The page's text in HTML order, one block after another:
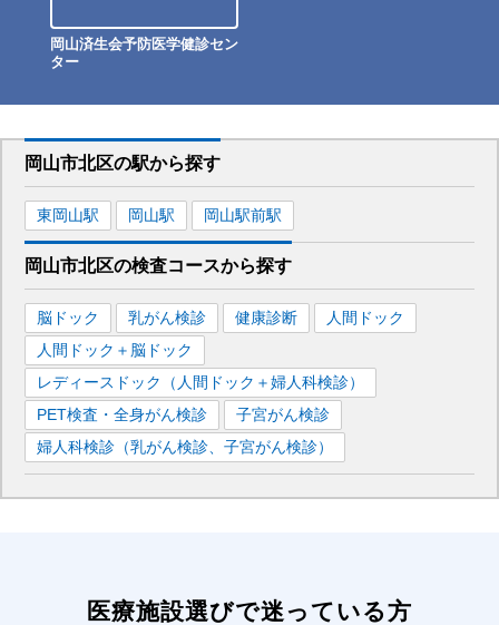
岡山済生会予防医学健診セン
ター
岡山市北区の駅から探す
東岡山駅 岡山駅 岡山駅前駅
岡山市北区の検査コースから探す
脳ドック 乳がん検診 健康診断
人間ドック
人間ドック＋脳ドック
レディースドック（人間ドック＋婦人科検診）
PET検査・全身がん検診
子宮がん検診
婦人科検診（乳がん検診、子宮がん検診）
医療施設選びで迷っている方